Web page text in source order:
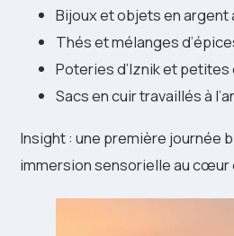
Bijoux et objets en argent
Thés et mélanges
Poteries d’Iznik et
Sacs en cuir travaillés à
Insight : une première journée
immersion sensorielle au